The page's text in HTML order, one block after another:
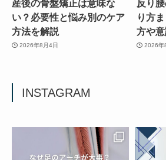
産後の骨盤矯正は意味な
い？必要性と悩み別のケア
方法を解説
2026年8月4日
反り
り方
方や
2026年
INSTAGRAM